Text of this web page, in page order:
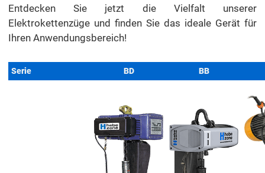
Entdecken Sie jetzt die Vielfalt unserer
Elektrokettenzüge und finden Sie das ideale Gerät für
Ihren Anwendungsbereich!
Serie BD BB